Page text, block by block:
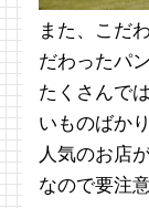
また、こだ
だわったパ
たくさんで
いものばかり
人気のお店
なので要注